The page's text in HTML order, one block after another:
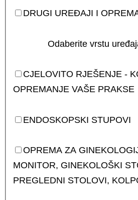
DRUGI UREĐAJI I
Odaberite vrstu
CJELOVITO RJEŠENJE -
OPREMANJE VAŠE PRAKSE
ENDOSKOPSKI STUPOVI
OPREMA ZA
MONITOR, GINEKOLOŠKI
PREGLEDNI STOLOVI,